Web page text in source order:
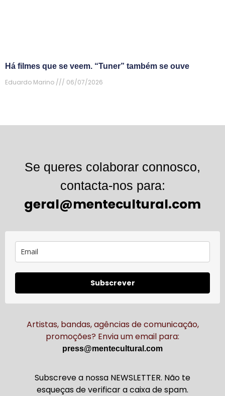
Há filmes que se veem. “Tuner” também se ouve
Eduardo Marino
06/07/2026
Se queres colaborar connosco,
contacta-nos para:
geral@mentecultural.com
Subscrever
Artistas, bandas, agências de comunicação,
promoções? Envia um email para:
press@mentecultural.com
Subscreve a nossa NEWSLETTER. Não te
esqueças de verificar a caixa de spam.